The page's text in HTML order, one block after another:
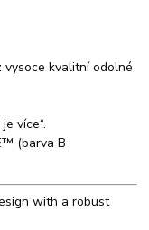
vysoce kvalitní odolné
více“.
(barva B
with a robust